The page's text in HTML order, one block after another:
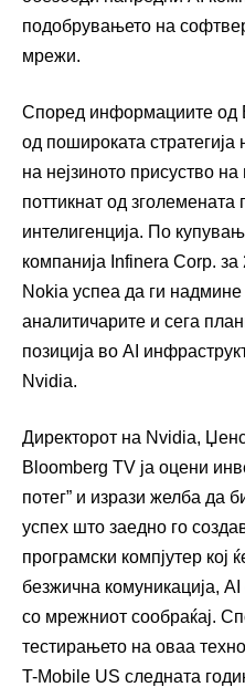
подобрувањето на
мрежи.
Според информациите од
од пошироката
на нејзиното присуство
поттикнат од
интелигенција. По
компанија Infinera Corp.
Nokia успеа да ги
аналитичарите и сега
позиција во AI
Nvidia.
Директорот на Nvidia,
Bloomberg TV ја оцени
потег” и изрази желба да
успех што заедно го
програмски компјутер
безжична комуникација,
со мрежниот сообраќај.
тестирањето на оваа
T-Mobile US следната